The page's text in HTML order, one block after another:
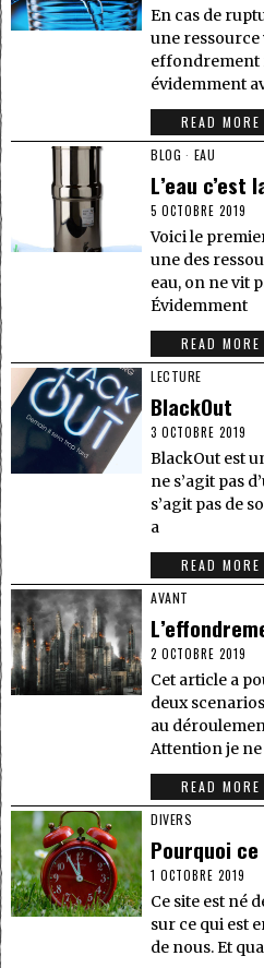
En cas de
une ressource
effondrement
évidemment
READ MORE
BLOG · EAU
L’eau c’est
5 OCTOBRE 2019
Voici le
une des
eau, on ne vit
Évidemment
READ MORE
LECTURE
BlackOut
3 OCTOBRE 2019
BlackOut est
ne s’agit pas
s’agit pas de
a
READ MORE
AVANT
2 OCTOBRE 2019
Cet article a
deux
au
Attention je
READ MORE
DIVERS
Pourquoi
1 OCTOBRE 2019
Ce site est né
sur ce qui est
de nous. Et